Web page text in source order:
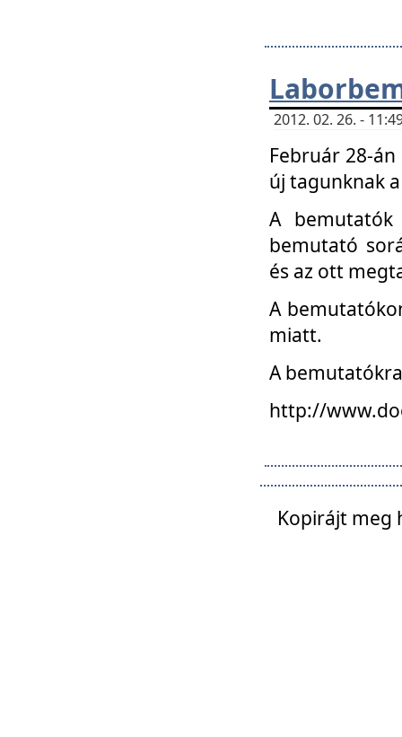
2012. 02. 26. -
Február 28-
új tagunknak
A
bemutató
és az ott
A
miatt.
A
http://
Kopirájt meg